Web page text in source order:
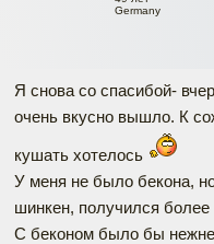
Germany
Я снова со спасибой-
очень вкусно вышло. К
кушать хотелось
У меня не было бекона,
шинкен, получился
С беконом было бы